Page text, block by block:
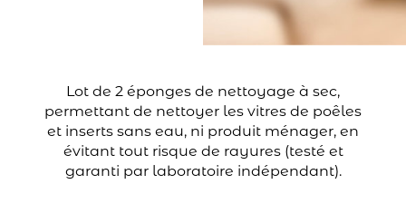
Lot de 2 éponges de nettoyage à sec,
permettant de nettoyer les vitres de poêles
et inserts sans eau, ni produit ménager, en
évitant tout risque de rayures (testé et
garanti par laboratoire indépendant).